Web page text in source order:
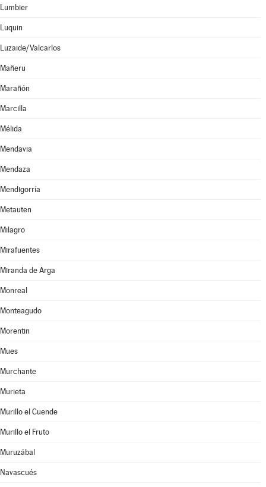
Lumbier
Luquin
Luzaide/Valcarlos
Mañeru
Marañón
Marcilla
Mélida
Mendavia
Mendaza
Mendigorría
Metauten
Milagro
Mirafuentes
Miranda de Arga
Monreal
Monteagudo
Morentin
Mues
Murchante
Murieta
Murillo el Cuende
Murillo el Fruto
Muruzábal
Navascués